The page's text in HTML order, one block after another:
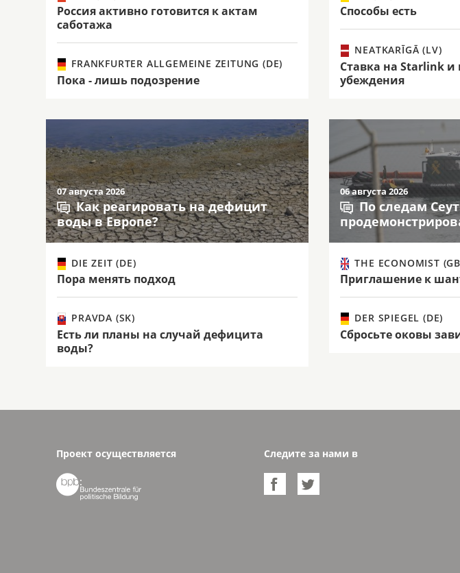
Россия активно готовится к актам
саботажа
FRANKFURTER ALLGEMEINE ZEITUNG (DE)
Пока - лишь подозрение
Способы есть
NEATKARĪGĀ (LV)
Ставка на Starlink и
убеждения
07 августа 2026
Как реагировать на дефицит
воды в Европе?
DIE ZEIT (DE)
Пора менять подход
PRAVDA (SK)
Есть ли планы на случай дефицита
воды?
06 августа 2026
По следам
THE ECONOMIST
Приглашение к
DER SPIEGEL (DE)
Сбросьте оковы
Проект осуществляется

Следите за нами в
 